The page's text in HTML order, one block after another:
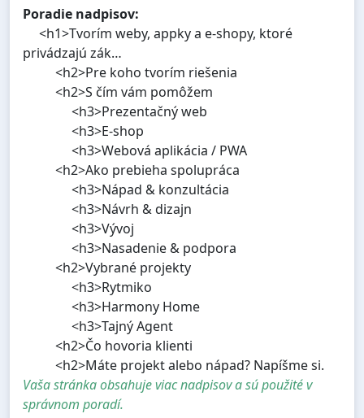
Poradie nadpisov:
<h1>Tvorím weby, appky a e-shopy, ktoré
privádzajú zák…
<h2>Pre koho tvorím riešenia
<h2>S čím vám pomôžem
<h3>Prezentačný web
<h3>E-shop
<h3>Webová aplikácia / PWA
<h2>Ako prebieha spolupráca
<h3>Nápad & konzultácia
<h3>Návrh & dizajn
<h3>Vývoj
<h3>Nasadenie & podpora
<h2>Vybrané projekty
<h3>Rytmiko
<h3>Harmony Home
<h3>Tajný Agent
<h2>Čo hovoria klienti
<h2>Máte projekt alebo nápad? Napíšme si.
Vaša stránka obsahuje viac nadpisov a sú použité v
správnom poradí.